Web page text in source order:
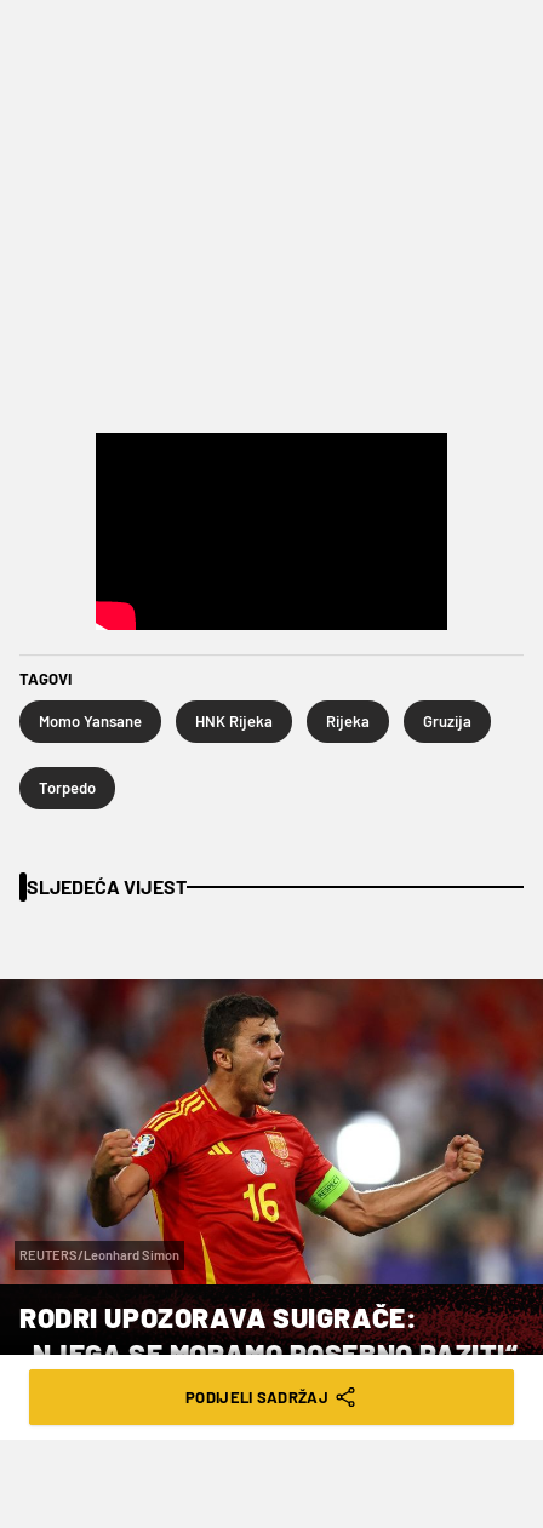
TAGOVI
Momo Yansane HNK Rijeka Rijeka Gruzija
Torpedo
SLJEDEĆA VIJEST
REUTERS/Leonhard Simon
RODRI UPOZORAVA SUIGRAČE:
„NJEGA SE MORAMO POSEBNO PAZITI“
PODIJELI SADRŽAJ